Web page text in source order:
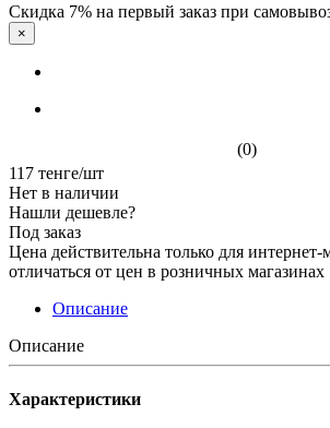
Скидка 7% на первый заказ при
×
(0)
117 тенге/шт
Нет в наличии
Нашли дешевле?
Под заказ
Цена действительна только для
отличаться от цен в розничных магазинах
Описание
Описание
Характеристики